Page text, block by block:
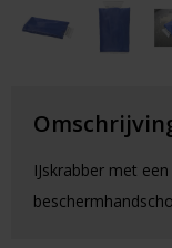
IJskrabber met